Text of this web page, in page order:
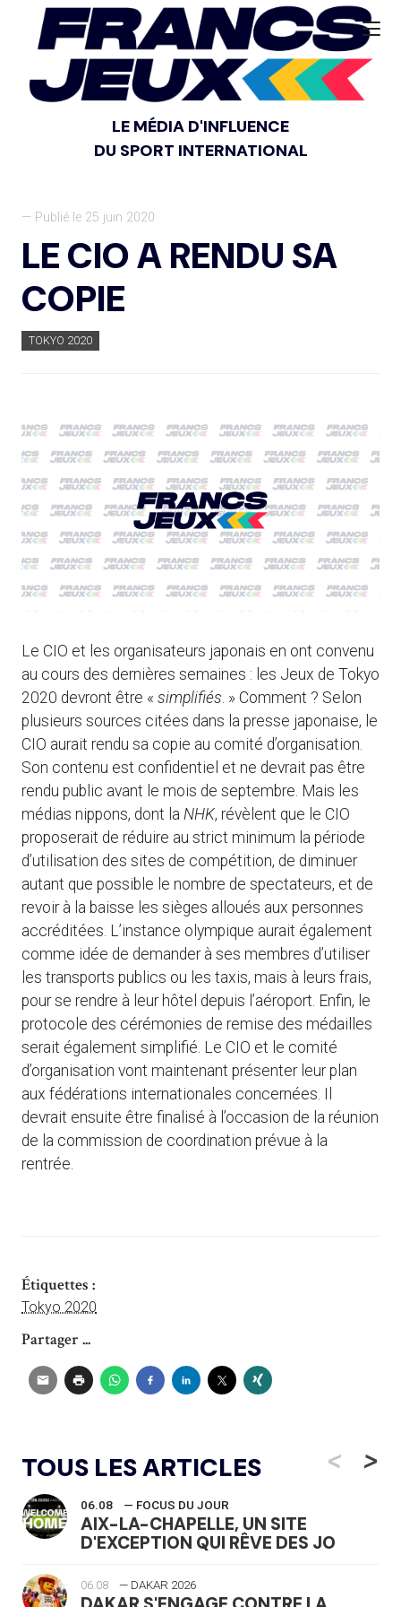
LE MÉDIA D'INFLUENCE
DU SPORT INTERNATIONAL
— Publié le 25 juin 2020
LE CIO A RENDU SA
COPIE
TOKYO 2020
Le CIO et les organisateurs japonais en ont convenu
au cours des dernières semaines : les Jeux de Tokyo
2020 devront être « simplifiés. » Comment ? Selon
plusieurs sources citées dans la presse japonaise, le
CIO aurait rendu sa copie au comité d’organisation.
Son contenu est confidentiel et ne devrait pas être
rendu public avant le mois de septembre. Mais les
médias nippons, dont la NHK, révèlent que le CIO
proposerait de réduire au strict minimum la période
d’utilisation des sites de compétition, de diminuer
autant que possible le nombre de spectateurs, et de
revoir à la baisse les sièges alloués aux personnes
accréditées. L’instance olympique aurait également
comme idée de demander à ses membres d’utiliser
les transports publics ou les taxis, mais à leurs frais,
pour se rendre à leur hôtel depuis l’aéroport. Enfin, le
protocole des cérémonies de remise des médailles
serait également simplifié. Le CIO et le comité
d’organisation vont maintenant présenter leur plan
aux fédérations internationales concernées. Il
devrait ensuite être finalisé à l’occasion de la réunion
de la commission de coordination prévue à la
rentrée.
Étiquettes :
Tokyo 2020
Partager ...
TOUS LES ARTICLES <
06.08 — FOCUS DU JOUR
AIX-LA-CHAPELLE, UN SITE
D'EXCEPTION QUI RÊVE DES JO
06.08 — DAKAR 2026
>